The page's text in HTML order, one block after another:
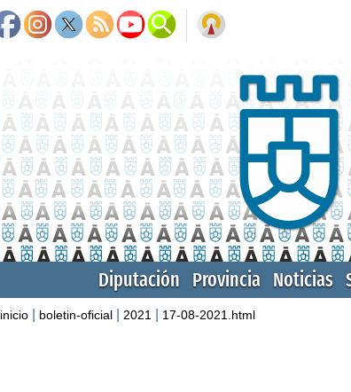
Diputación Provincia Noticias
inicio boletin-oficial 2021 17-08-2021.html